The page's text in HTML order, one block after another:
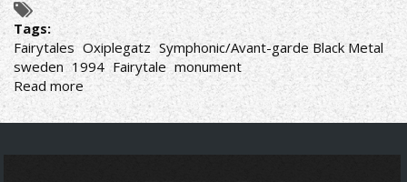
Tags:
Fairytales Oxiplegatz Symphonic/Avant-garde Black Metal
sweden 1994 Fairytale monument
Read more about
Oxiplegatz-
Fairytales